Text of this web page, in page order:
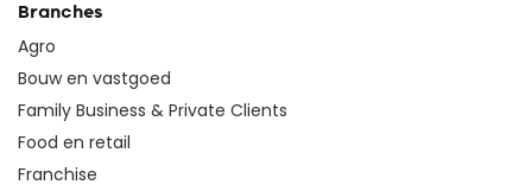
Branches
Agro
Bouw en vastgoed
Family Business & Private Clients
Food en retail
Franchise